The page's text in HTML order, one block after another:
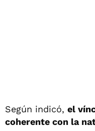
Según indicó, el
coherente con la